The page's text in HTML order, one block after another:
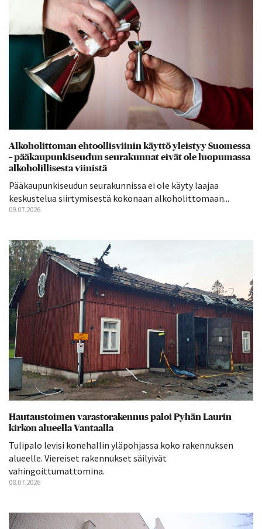
Alkoholittoman ehtoollisviinin käyttö yleistyy Suomessa
– pääkaupunkiseudun seurakunnat eivät ole luopumassa
alkoholillisesta viinistä
Pääkaupunkiseudun seurakunnissa ei ole käyty laajaa
keskustelua siirtymisestä kokonaan alkoholittomaan...
09.07.2026
Hautaustoimen varastorakennus paloi Pyhän Laurin
kirkon alueella Vantaalla
Tulipalo levisi konehallin yläpohjassa koko rakennuksen
alueelle. Viereiset rakennukset säilyivät
vahingoittumattomina.
08.07.2026